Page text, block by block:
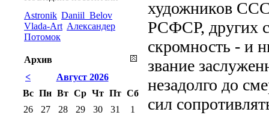
художников
РСФСР, других
скромность - и
звание
незадолго до
сил
Astronik Daniil_Belov
Vlada-Art Александер
Потомок
Архив
<
Август 2026
Вс Пн Вт Ср Чт Пт Сб
26
27 28 29 30 31
1